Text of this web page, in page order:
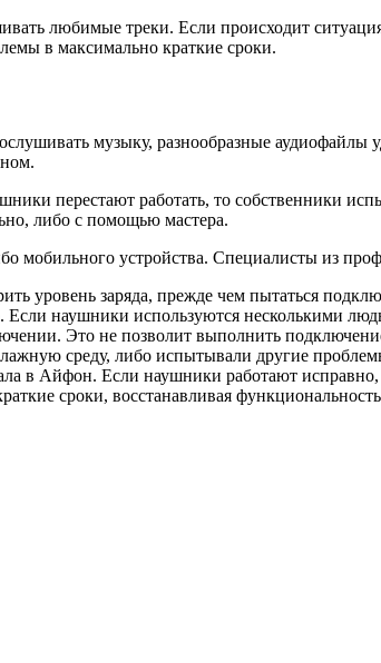
любимые треки. Если происходит
в максимально краткие сроки.
музыку, разнообразные
перестают работать, то собственники
либо с помощью мастера.
мобильного устройства. Специалисты из
уровень заряда, прежде чем пытаться
наушники используются несколькими
Это не позволит выполнить
среду, либо испытывали другие
в Айфон. Если наушники работают исправно,
сроки, восстанавливая